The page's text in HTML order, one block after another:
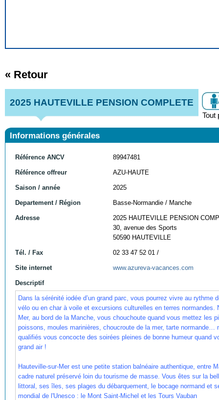
« Retour
2025 HAUTEVILLE PENSION COMPLETE
Tout
Informations générales
Référence ANCV 89947481
Référence offreur AZU-HAUTE
Saison / année 2025
Departement / Région Basse-Normandie / Manche
Adresse
2025 HAUTEVILLE PENSION
30, avenue des Sports
50590 HAUTEVILLE
Tél. / Fax 02 33 47 52 01 /
Site internet www.azureva-vacances.com
Descriptif
Dans la sérénité iodée d’un grand parc, vous pourrez vivre au rythme
vélo ou en char à voile et excursions culturelles en terres normandes.
Mer, au bord de la Manche, vous chouchoute quand vous mettez les
poissons, moules marinières, choucroute de la mer, tarte normande…
qualifiés vous concocte des soirées pleines de bonne humeur quand
grand air !
Hauteville-sur-Mer est une petite station balnéaire authentique, entre
cadre naturel préservé loin du tourisme de masse. Vous êtes sur la
littoral, ses îles, ses plages du débarquement, le bocage normand et
mondial de l'Unesco : le Mont Saint-Michel et les Tours Vauban